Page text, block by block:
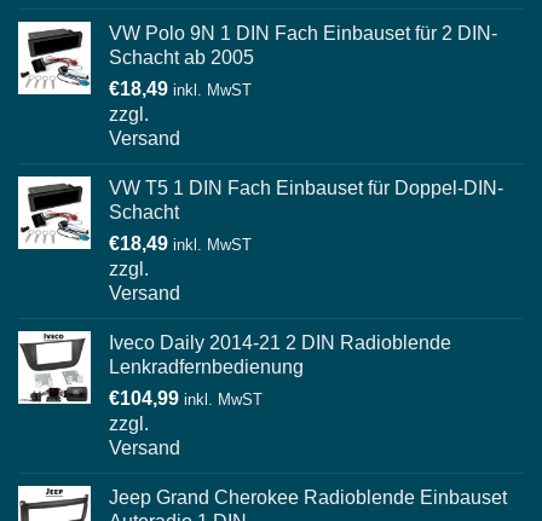
VW Polo 9N 1 DIN Fach Einbauset für 2 DIN-
Schacht ab 2005
€18,49 inkl. MwST
zzgl.
Versand
VW T5 1 DIN Fach Einbauset für Doppel-DIN-
Schacht
€18,49 inkl. MwST
zzgl.
Versand
Iveco Daily 2014-21 2 DIN Radioblende
Lenkradfernbedienung
€104,99 inkl. MwST
zzgl.
Versand
Jeep Grand Cherokee Radioblende Einbauset